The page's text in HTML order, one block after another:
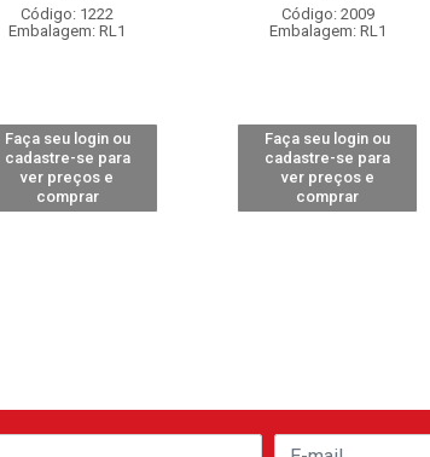
Código: 1222
Embalagem: RL1
Faça seu login ou
cadastre-se para
ver preços e
comprar
Código: 2009
Embalagem: RL1
Faça seu login ou
cadastre-se para
ver preços e
comprar